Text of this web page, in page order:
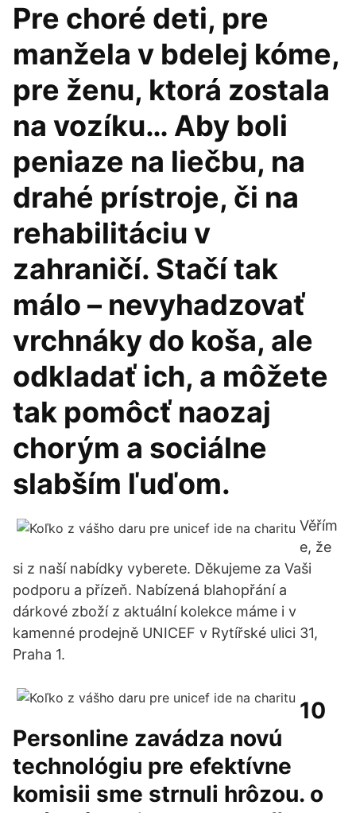
Pre choré deti, pre
manžela v bdelej kóme,
pre ženu, ktorá zostala
na vozíku… Aby boli
peniaze na liečbu, na
drahé prístroje, či na
rehabilitáciu v
zahraničí. Stačí tak
málo – nevyhadzovať
vrchnáky do koša, ale
odkladať ich, a môžete
tak pomôcť naozaj
chorým a sociálne
slabším ľuďom.
Věřím
e, že
si z naší nabídky vyberete. Děkujeme za Vaši
podporu a přízeň. Nabízená blahopřání a
dárkové zboží z aktuální kolekce máme i v
kamenné prodejně UNICEF v Rytířské ulici 31,
Praha 1.
10
Personline zavádza novú
technológiu pre efektívne
komisii sme strnuli hrôzou. o